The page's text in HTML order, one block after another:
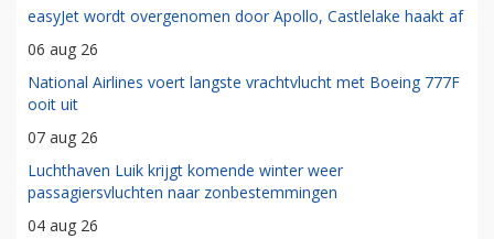
easyJet wordt overgenomen door Apollo, Castlelake haakt af
06 aug 26
National Airlines voert langste vrachtvlucht met Boeing 777F
ooit uit
07 aug 26
Luchthaven Luik krijgt komende winter weer
passagiersvluchten naar zonbestemmingen
04 aug 26